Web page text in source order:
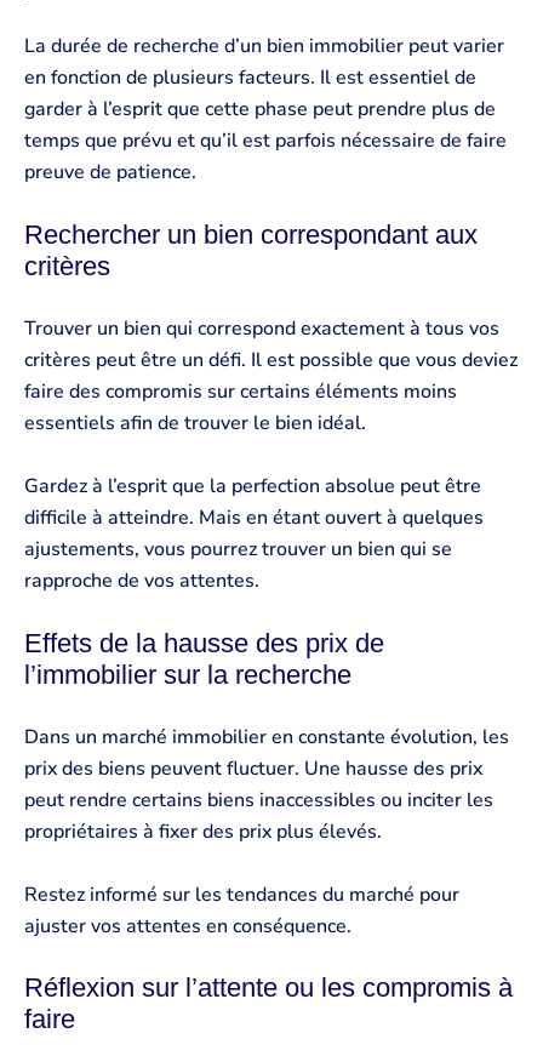
La durée de recherche d’un bien immobilier peut varier
en fonction de plusieurs facteurs. Il est essentiel de
garder à l’esprit que cette phase peut prendre plus de
temps que prévu et qu’il est parfois nécessaire de faire
preuve de patience.
Rechercher un bien correspondant aux
critères
Trouver un bien qui correspond exactement à tous vos
critères peut être un défi. Il est possible que vous deviez
faire des compromis sur certains éléments moins
essentiels afin de trouver le bien idéal.
Gardez à l’esprit que la perfection absolue peut être
difficile à atteindre. Mais en étant ouvert à quelques
ajustements, vous pourrez trouver un bien qui se
rapproche de vos attentes.
Effets de la hausse des prix de
l’immobilier sur la recherche
Dans un marché immobilier en constante évolution, les
prix des biens peuvent fluctuer. Une hausse des prix
peut rendre certains biens inaccessibles ou inciter les
propriétaires à fixer des prix plus élevés.
Restez informé sur les tendances du marché pour
ajuster vos attentes en conséquence.
Réflexion sur l’attente ou les compromis à
faire